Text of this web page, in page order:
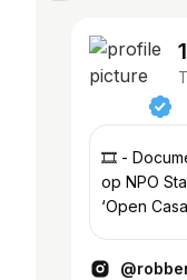
🎞️ -
op NPO
‘Open